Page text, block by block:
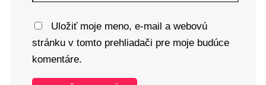
Uložiť moje meno, e-mail a webovú
stránku v tomto prehliadači pre moje budúce
komentáre.